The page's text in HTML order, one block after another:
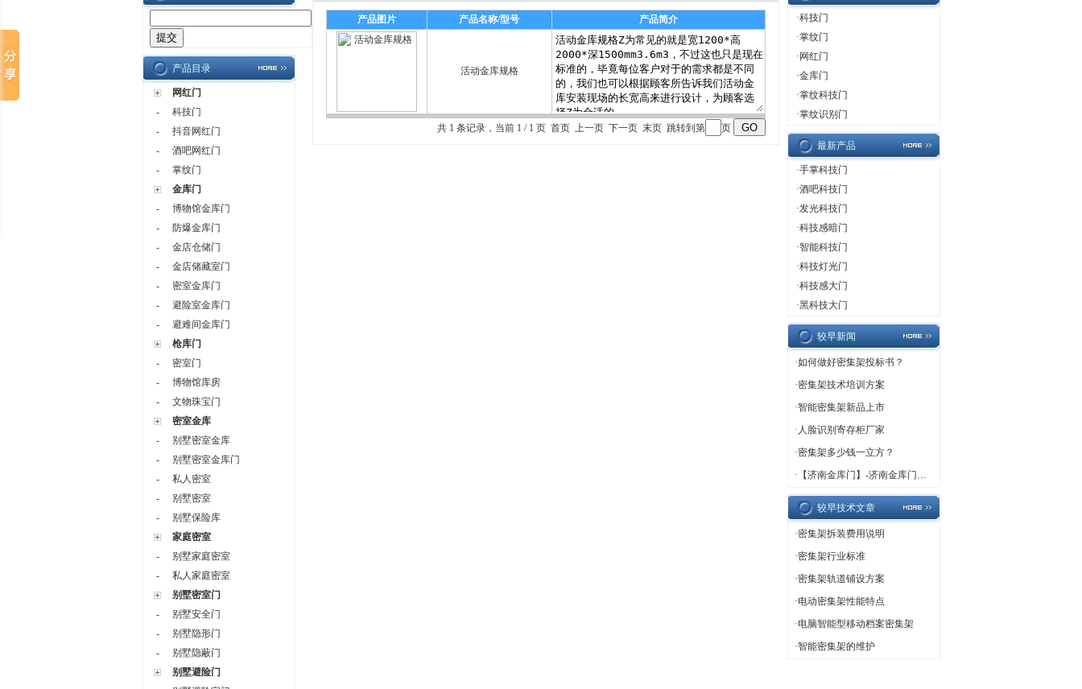
产品目录
网红门
-
科技门
-
抖音网红门
-
酒吧网红门
-
掌纹门
金库门
-
博物馆金库门
-
防爆金库门
-
金店仓储门
-
金店储藏室门
-
密室金库门
-
避险室金库门
-
避难间金库门
枪库门
-
密室门
-
博物馆库房
-
文物珠宝门
密室金库
-
别墅密室金库
-
别墅密室金库门
-
私人密室
-
别墅密室
-
别墅保险库
家庭密室
-
别墅家庭密室
-
私人家庭密室
别墅密室门
-
别墅安全门
-
别墅隐形门
-
别墅隐蔽门
别墅避险门
产品图片 产品名称/型号 产品简介
活动金库规格
共 1 条记录，当前 1 / 1 页 首页 上一页 下一页 末页 跳转到第 页
·科技门
·掌纹门
· 网红门
·金库门
·掌纹科技门
·掌纹识别门
最新产品
·手掌科技门
·酒吧科技门
·发光科技门
·科技感暗门
·智能科技门
·科技灯光门
·科技感大门
·黑科技大门
较早新闻
·如何做好密集架投标书？
·密集架技术培训方案
·智能密集架新品上市
· 人脸识别寄存柜厂家
·密集架多少钱一立方？
· 【济南金库门】-济南金库门厂家,济南金库门定做
较早技术文章
·密集架拆装费用说明
·密集架行业标准
·密集架轨道铺设方案
·电动密集架性能特点
·电脑智能型移动档案密集架
·智能密集架的维护